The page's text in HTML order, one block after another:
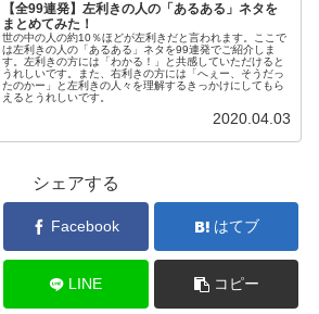
【全99連発】左利きの人の「あるある」ネタを
まとめてみた！
世の中の人の約10％ほどが左利きだと言われます。ここで
は左利きの人の「あるある」ネタを99連発でご紹介しま
す。左利きの方には「わかる！」と共感していただけると
うれしいです。また、右利きの方には「へぇー、そうだっ
たのかー」と左利きの人々を理解するきっかけにしてもら
えるとうれしいです。
2020.04.03
シェアする
Facebook はてブ
LINE コピー